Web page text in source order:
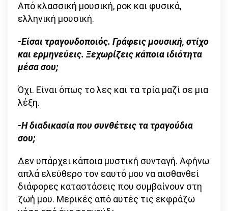
Από κλασσική μουσική, ροκ και φυσικά,
ελληνική μουσική.
-Είσαι τραγουδοποιός. Γράφεις μουσική, στίχο
και ερμηνεύεις. Ξεχωρίζεις κάποια ιδιότητα
μέσα σου;
Όχι. Είναι όπως το λες και τα τρία μαζί σε μια
λέξη.
-Η διαδικασία που συνθέτεις τα τραγούδια
σου;
Δεν υπάρχει κάποια μυστική συνταγή. Αφήνω
απλά ελεύθερο τον εαυτό μου να αισθανθεί
διάφορες καταστάσεις που συμβαίνουν στη
ζωή μου. Μερικές από αυτές τις εκφράζω